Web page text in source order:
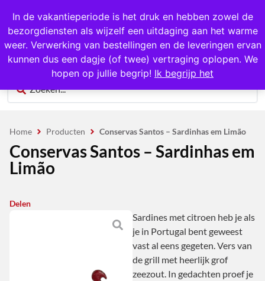
In de vakantieperiode is het druk en hebben zowel de
bezorgdiensten als wijzelf een uitdaging aan het warme
weer. Verwerking van bestellingen en de leveringen ervan
kunnen dus een dagje (of twee) vertraging oplopen. We
hopen op jullie begrip! Ik begrijp het
1000+ producten op voorraad
0
Home Producten Conservas Santos – Sardinhas em Limão
Conservas Santos – Sardinhas em
Limão
Delen
Sardines met citroen heb je als
je in Portugal bent geweest
vast al eens gegeten. Vers van
de grill met heerlijk grof
zeezout. In gedachten proef je